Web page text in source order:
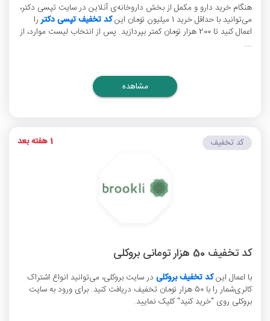
هنگام خرید دارو و مکمل از بخش داروخانه‌ی آنلاین در سایت تپسی دکتر،
می‌توانید با حداقل خرید 1 میلیون تومان این
کد تخفیف تپسی دکتررا
اعمال کنید تا 200 هزار تومان کمتر بپردازید. پس از انتخاب لیست موارد، از
...
مشاهده
کد تخفیف 50 هزار تومانی بروکلی
با اعمال اینکد تخفیف بروکلی در سایت بروکلی، می‌توانید انواع اشتراک
کالری‌شمار را با 50 هزار تومان تخفیف دریافت کنید. برای ورود به سایت
بروکلی روی "خرید کنید" کلیک نمایید.
کد تخفیف 1 هفته بعد